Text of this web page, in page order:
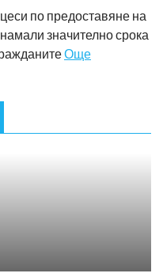
по предоставяне на
значително срока
Още